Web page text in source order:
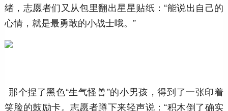
绪，志愿者们又从包里翻出星星贴纸：“能说出自己的
心情，就是最勇敢的小战士哦。”
那个捏了黑色“生气怪兽”的小男孩，得到了一张印着
笑脸的鼓励卡。志愿者蹲下来轻声说：“积木倒了确实